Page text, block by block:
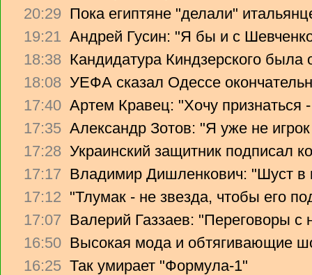
20:29 Пока египтяне "делали"
19:21 Андрей Гусин: "Я бы и с
18:38 Кандидатура Киндзерского была
18:08 УЕФА сказал Одессе
17:40 Артем Кравец: "Хочу признаться
17:35 Александр Зотов: "Я уже не
17:28 Украинский защитник подписал
17:17 Владимир Дишленкович: "Шуст в
17:12 "Тлумак - не звезда, чтобы его
17:07 Валерий Газзаев: "Переговоры с
16:50 Высокая мода и обтягивающие
16:25 Так умирает "Формула-1"